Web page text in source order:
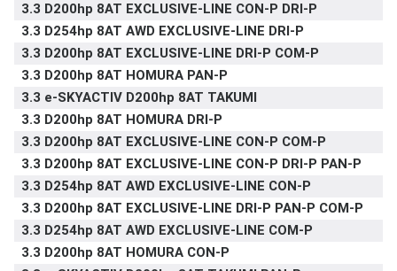
3.3 D200hp 8AT EXCLUSIVE-LINE CON-P DRI-P
3.3 D254hp 8AT AWD EXCLUSIVE-LINE DRI-P
3.3 D200hp 8AT EXCLUSIVE-LINE DRI-P COM-P
3.3 D200hp 8AT HOMURA PAN-P
3.3 e-SKYACTIV D200hp 8AT TAKUMI
3.3 D200hp 8AT HOMURA DRI-P
3.3 D200hp 8AT EXCLUSIVE-LINE CON-P COM-P
3.3 D200hp 8AT EXCLUSIVE-LINE CON-P DRI-P PAN-P
3.3 D254hp 8AT AWD EXCLUSIVE-LINE CON-P
3.3 D200hp 8AT EXCLUSIVE-LINE DRI-P PAN-P COM-P
3.3 D254hp 8AT AWD EXCLUSIVE-LINE COM-P
3.3 D200hp 8AT HOMURA CON-P